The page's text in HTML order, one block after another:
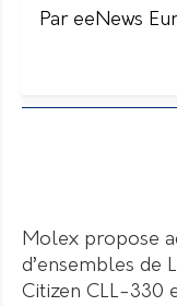
Par eeNews
Molex propose
d’ensembles de
Citizen CLL-330